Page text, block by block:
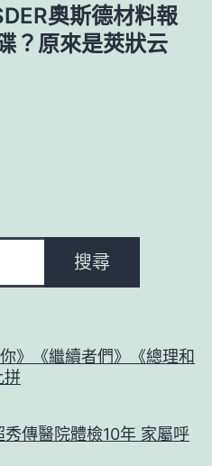
奧斯德材料報
？原來是莢狀云
搜尋
》《繼續者們》《總理和
拼
傳醫院體檢10年 家屬呼